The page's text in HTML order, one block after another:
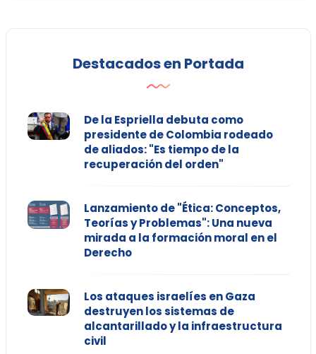
Destacados en Portada
De la Espriella debuta como
presidente de Colombia rodeado
de aliados: "Es tiempo de la
recuperación del orden"
Lanzamiento de "Ética: Conceptos,
Teorías y Problemas": Una nueva
mirada a la formación moral en el
Derecho
Los ataques israelíes en Gaza
destruyen los sistemas de
alcantarillado y la infraestructura
civil